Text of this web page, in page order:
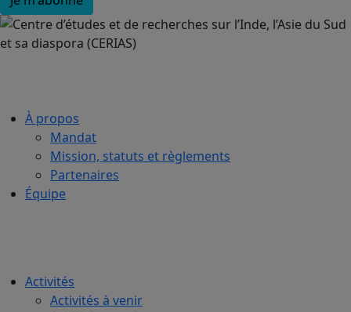
À propos
Mandat
Mission, statuts et règlements
Partenaires
Équipe
Activités
Activités à venir